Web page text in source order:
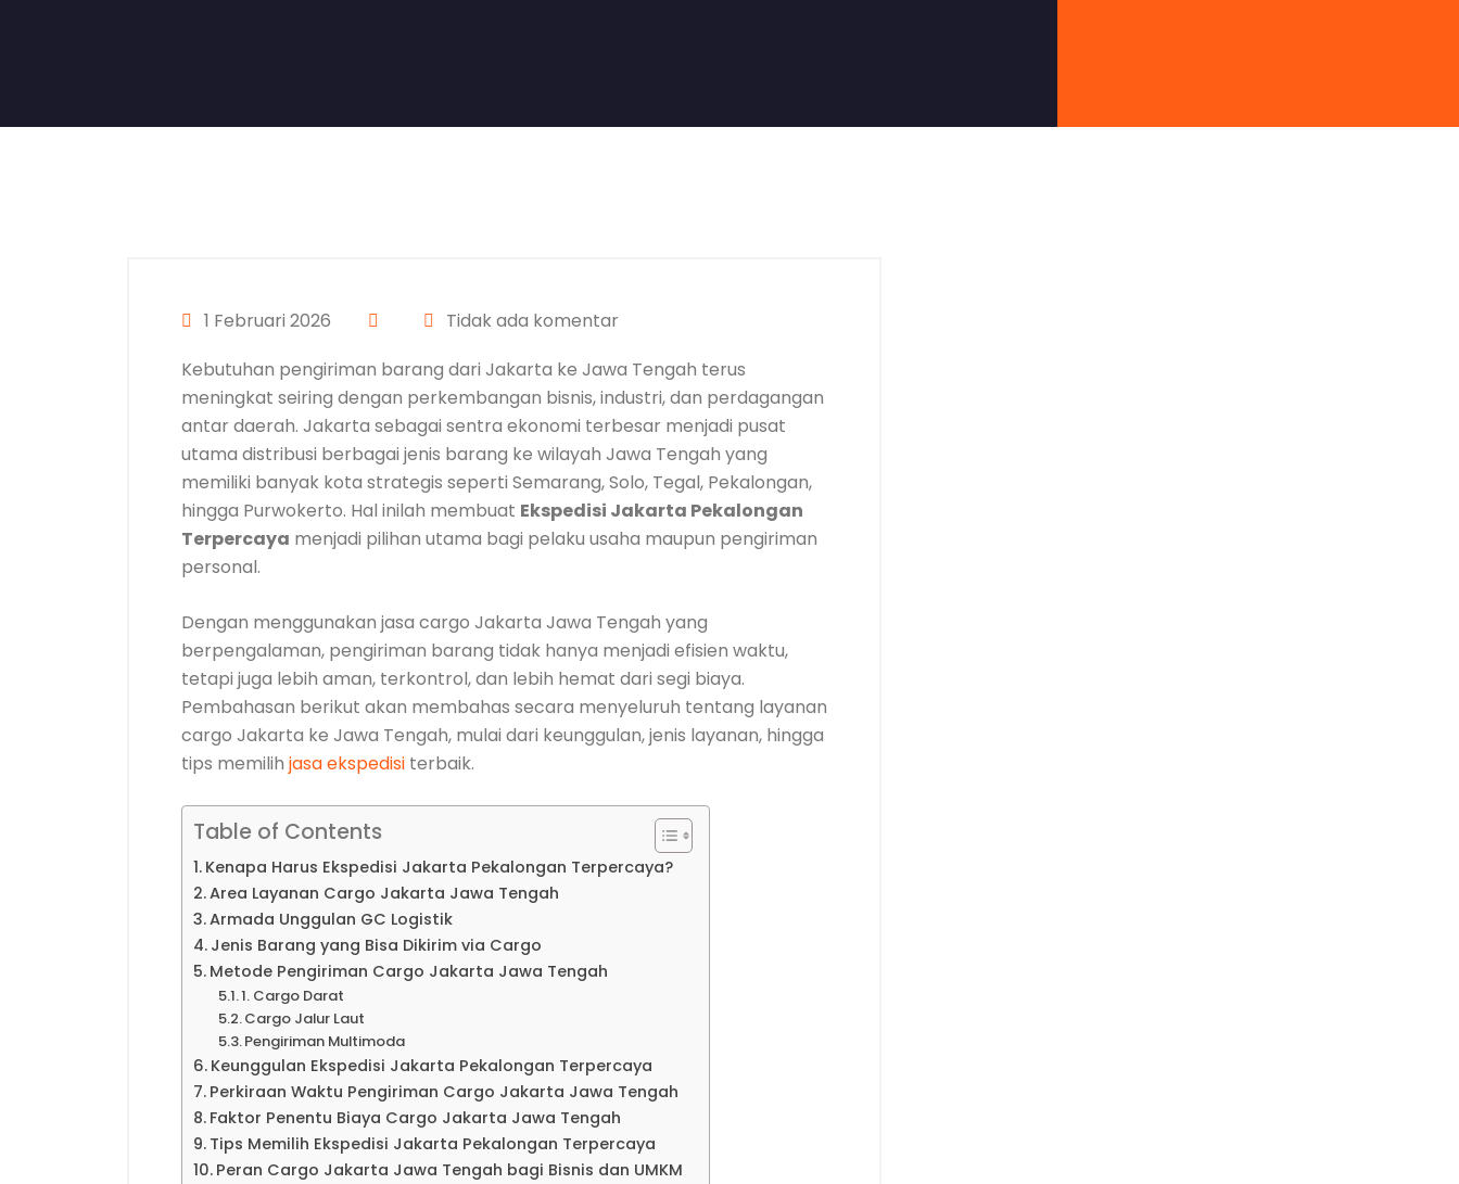
1 Februari 2026
Tidak ada komentar
Kebutuhan pengiriman barang dari Jakarta ke Jawa Tengah terus
meningkat seiring dengan perkembangan bisnis, industri, dan perdagangan
antar daerah. Jakarta sebagai sentra ekonomi terbesar menjadi pusat
utama distribusi berbagai jenis barang ke wilayah Jawa Tengah yang
memiliki banyak kota strategis seperti Semarang, Solo, Tegal, Pekalongan,
hingga Purwokerto. Hal inilah membuat Ekspedisi Jakarta Pekalongan
Terpercaya menjadi pilihan utama bagi pelaku usaha maupun pengiriman
personal.
Dengan menggunakan jasa cargo Jakarta Jawa Tengah yang
berpengalaman, pengiriman barang tidak hanya menjadi efisien waktu,
tetapi juga lebih aman, terkontrol, dan lebih hemat dari segi biaya.
Pembahasan berikut akan membahas secara menyeluruh tentang layanan
cargo Jakarta ke Jawa Tengah, mulai dari keunggulan, jenis layanan, hingga
tips memilih jasa ekspedisi terbaik.
Table of Contents
Kenapa Harus Ekspedisi Jakarta Pekalongan Terpercaya?
Area Layanan Cargo Jakarta Jawa Tengah
Armada Unggulan GC Logistik
Jenis Barang yang Bisa Dikirim via Cargo
Metode Pengiriman Cargo Jakarta Jawa Tengah
1. Cargo Darat
Cargo Jalur Laut
Pengiriman Multimoda
Keunggulan Ekspedisi Jakarta Pekalongan Terpercaya
Perkiraan Waktu Pengiriman Cargo Jakarta Jawa Tengah
Faktor Penentu Biaya Cargo Jakarta Jawa Tengah
Tips Memilih Ekspedisi Jakarta Pekalongan Terpercaya
Peran Cargo Jakarta Jawa Tengah bagi Bisnis dan UMKM